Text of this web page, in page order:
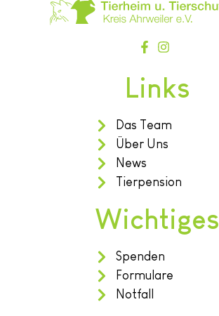
Links
Das Team
Über Uns
News
Tierpension
Wichtiges
Spenden
Formulare
Notfall